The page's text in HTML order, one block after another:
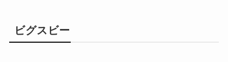
ビグスビー